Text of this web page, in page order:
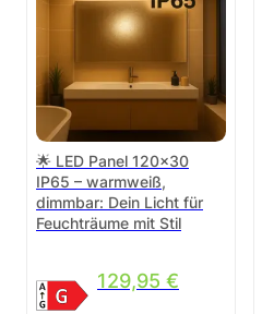
🌟 LED Panel 120×30
IP65 – warmweiß,
dimmbar: Dein Licht für
Feuchträume mit Stil
129,95 €